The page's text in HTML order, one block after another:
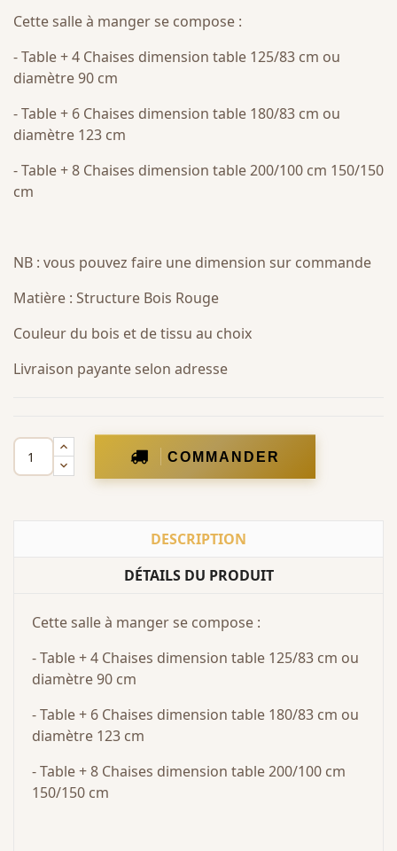
Cette salle à manger se compose :
- Table + 4 Chaises dimension table 125/83 cm ou
diamètre 90 cm
- Table + 6 Chaises dimension table 180/83 cm ou
diamètre 123 cm
- Table + 8 Chaises dimension table 200/100 cm 150/150
cm
NB : vous pouvez faire une dimension sur commande
Matière : Structure Bois Rouge
Couleur du bois et de tissu au choix
Livraison payante selon adresse
COMMANDER
DESCRIPTION
DÉTAILS DU PRODUIT
Cette salle à manger se compose :
- Table + 4 Chaises dimension table 125/83 cm ou
diamètre 90 cm
- Table + 6 Chaises dimension table 180/83 cm ou
diamètre 123 cm
- Table + 8 Chaises dimension table 200/100 cm
150/150 cm